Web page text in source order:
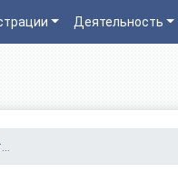
Деятельность